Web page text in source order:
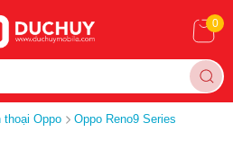
0
thoại Oppo Oppo Reno9 Series